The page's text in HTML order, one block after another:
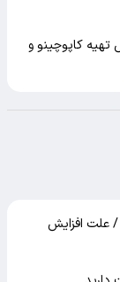
تهیه کاپوچینو و
علت افزایش